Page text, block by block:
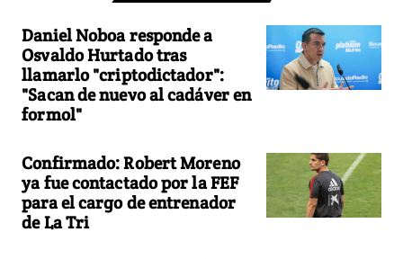
Daniel Noboa responde a
Osvaldo Hurtado tras
llamarlo "criptodictador":
"Sacan de nuevo al cadáver en
formol"
Confirmado: Robert Moreno
ya fue contactado por la FEF
para el cargo de entrenador
de La Tri